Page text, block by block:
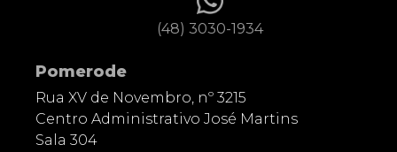
(48) 3030-1934
Pomerode
Rua XV de Novembro, nº 3215
Centro Administrativo José Martins
Sala 304